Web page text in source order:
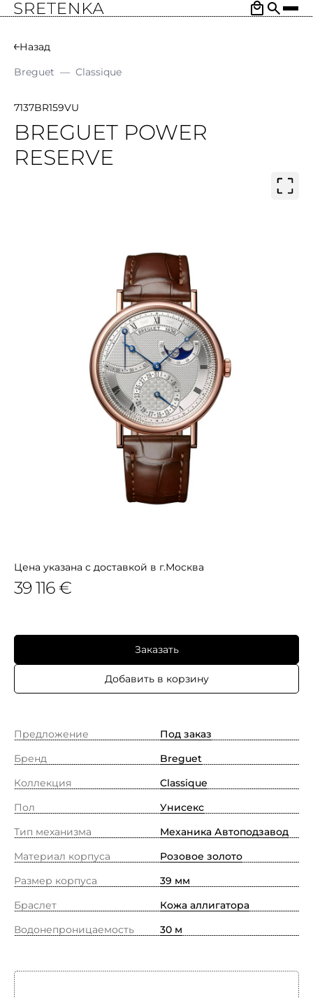
Назад
Breguet — Classique
7137BR159VU
BREGUET POWER
RESERVE
Цена указана с доставкой в г.Москва
39 116 €
Заказать
Добавить в корзину
Предложение
Под заказ
Бренд
Breguet
Коллекция
Classique
Пол
Унисекс
Тип механизма
Механика Автоподзавод
Материал корпуса
Pозовое золото
Размер корпуса
39 мм
Браслет
Кожа аллигатора
Водонепроницаемость
30 м